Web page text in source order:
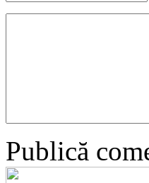
Publică